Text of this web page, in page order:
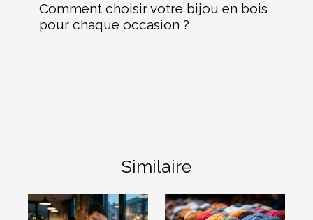
Comment choisir votre bijou en bois
pour chaque occasion ?
Similaire